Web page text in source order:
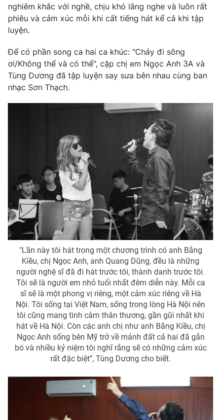
Góc doanh nghiệp
Truyền hình
Phim VTV
Hậu trường
Nhân vật
Khán giả
Giải trí
Điện ảnh
Âm nhạc
Đời sống
Du lịch
Làm đẹp
Giáo dục
Học trực tuyến
Hitech Công nghệ tương lai
Thị trường
Tư vấn
Giao lưu trực tuyến
Lịch phát sóng
Chuyên mục khác
Emagazine Podcast
Photo Infographic
Video Shorts video
VTV Money VTV Thể thao
VTV Sức khoẻ Bất động sản
Thị trường 24h Tấm lòng Việt
Vươn mình bằng AI
nghiêm khắc với nghề, chịu khó lắng nghe và luôn rất
phiêu và cảm xúc mỗi khi cất tiếng hát kể cả khi tập
luyện.
Để có phần song ca hai ca khúc: "Chảy đi sông
ơi/Không thể và có thể", cặp chị em Ngọc Anh 3A và
Tùng Dương đã tập luyện say sưa bên nhau cùng ban
nhạc Sơn Thạch.
"Lần này tôi hát trong một chương trình có anh Bằng
Kiều, chị Ngọc Anh, anh Quang Dũng, đều là những
người nghệ sĩ đã đi hát trước tôi, thành danh trước tôi.
Tôi sẽ là người em nhỏ tuổi nhất đêm diễn này. Mỗi ca
sĩ sẽ là một phong vị riêng, một cảm xúc riêng về Hà
Nội. Tôi sống tại Việt Nam, sống trong lòng Hà Nội nên
tôi cũng mang tình cảm thân thương, gần gũi nhất khi
hát về Hà Nội. Còn các anh chị như anh Bằng Kiều, chị
Ngọc Anh sống bên Mỹ trở về mảnh đất cả hai đã gắn
bó và nhiều kỷ niệm tôi nghĩ rằng sẽ có những cảm xúc
rất đặc biệt’’, Tùng Dương cho biết.